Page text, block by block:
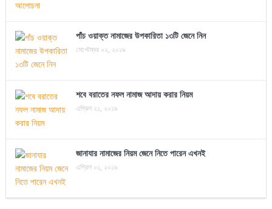
পাঁচ ওয়াক্ত নামাজের উপকারিতা ১৩টি জেনে নিন
সেপ্টেম্বর ০২, ২০১৯
শবে বরাতের নফল নামাজ আদায় করার নিয়ম
এপ্রিল ২১, ২০১৯
জানাযার নামাজের নিয়ম জেনে নিতে পারেন এখনই
এপ্রিল ০১, ২০১৯